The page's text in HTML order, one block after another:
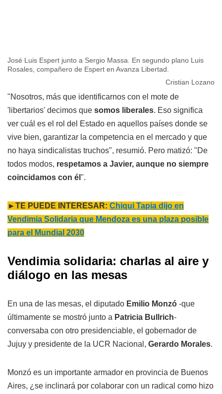
José Luis Espert junto a Sergio Massa. En segundo plano Luis
Rosales, compañero de Espert en Avanza Libertad.
Cristian Lozano
"Nosotros, más que identificarnos con el mote de
'libertarios' decimos que somos liberales. Eso significa
ver cuál es el rol del Estado en aquellos países donde se
vive bien, garantizar la competencia en el mercado y que
no haya sindicalistas truchos", resumió. Pero matizó: "De
todos modos, respetamos a Javier, aunque no siempre
coincidamos con él ".
►TE PUEDE INTERESAR: Chiqui Tapia dijo en
Vendimia Solidaria que Mendoza es una plaza posible
para el Mundial 2030
Vendimia solidaria: charlas al aire y
diálogo en las mesas
En una de las mesas, el diputado Emilio Monzó -que
últimamente se mostró junto a Patricia Bullrich-
conversaba con otro presidenciable, el gobernador de
Jujuy y presidente de la UCR Nacional, Gerardo Morales.
Monzó es un importante armador en provincia de Buenos
Aires, ¿se inclinará por colaborar con un radical como hizo